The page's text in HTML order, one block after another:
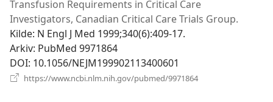
Transfusion Requirements in Critical Care
Investigators, Canadian Critical Care Trials Group.
Kilde‎: N Engl J Med 1999;340(6):409-17.
Arkiv‎: PubMed 9971864
DOI‎: 10.1056/NEJM199902113400601
https://www.ncbi.nlm.nih.gov/pubmed/9971864